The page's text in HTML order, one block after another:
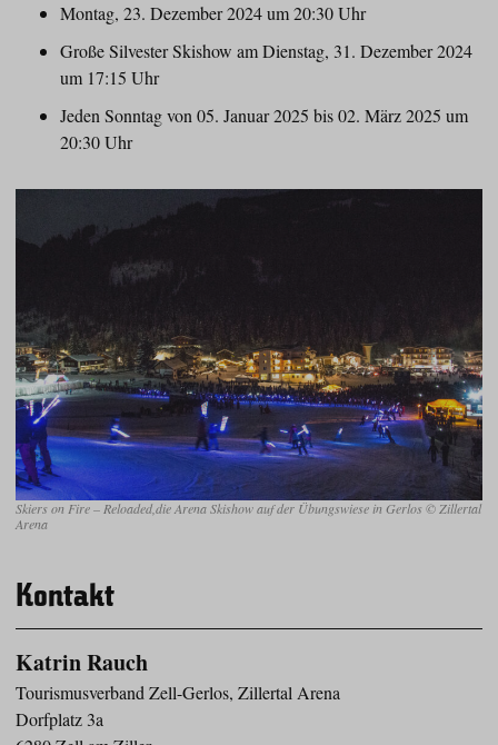
Montag, 23. Dezember 2024 um 20:30 Uhr
Große Silvester Skishow am Dienstag, 31. Dezember 2024
um 17:15 Uhr
Jeden Sonntag von 05. Januar 2025 bis 02. März 2025 um
20:30 Uhr
Skiers on Fire – Reloaded,die Arena Skishow auf der Übungswiese in Gerlos © Zillertal
Arena
Kontakt
Katrin Rauch
Tourismusverband Zell-Gerlos, Zillertal Arena
Dorfplatz 3a